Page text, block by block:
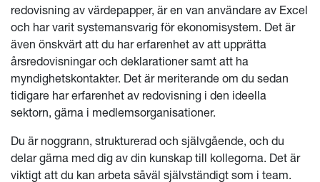
redovisning av värdepapper, är en van användare av Excel
och har varit systemansvarig för ekonomisystem. Det är
även önskvärt att du har erfarenhet av att upprätta
årsredovisningar och deklarationer samt att ha
myndighetskontakter. Det är meriterande om du sedan
tidigare har erfarenhet av redovisning i den ideella
sektorn, gärna i medlemsorganisationer.
Du är noggrann, strukturerad och självgående, och du
delar gärna med dig av din kunskap till kollegorna. Det är
viktigt att du kan arbeta såväl självständigt som i team.